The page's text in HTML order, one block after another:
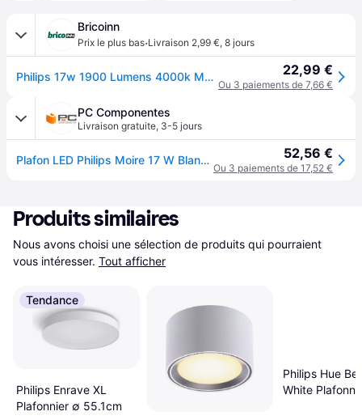
Bricoinn
Prix le plus bas·Livraison 2,99 €, 8 jours
Philips 17w 1900 Lumens 4000k Moire Indoor Led 32 Cm Ceiling Light Blanc 22,99 €
Ou 3 paiements de 7,66 €
PC Componentes
Livraison gratuite, 3-5 jours
Plafon LED Philips Moire 17 W Blanc IP20 52,56 €
Ou 3 paiements de 17,52 €
Produits similaires
Nous avons choisi une sélection de produits qui pourraient
vous intéresser. Tout afficher
Tendance
Philips Enrave XL
Plafonnier ∅ 55.1cm
Philips Hue
White